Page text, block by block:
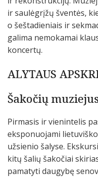
ir saulėgrįžų šventės,
o šeštadieniais ir
galima nemokamai
koncertų.
ALYTAUS
Šakočių
Pirmasis ir vienintelis
eksponuojami
užsienio šalyse.
kitų šalių šakočiai
pamatyti daugybę